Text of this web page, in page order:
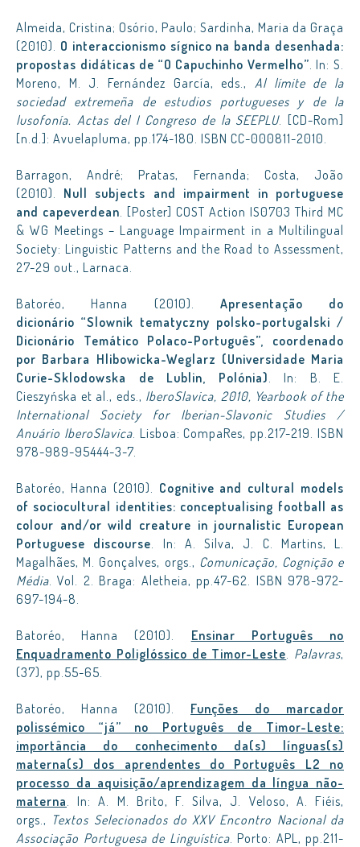
Almeida, Cristina; Osório, Paulo; Sardinha, Maria da Graça
(2010). O interaccionismo sígnico na banda desenhada:
propostas didáticas de “O Capuchinho Vermelho”. In: S.
Moreno, M. J. Fernández García, eds., Al límite de la
sociedad extremeña de estudios portugueses y de la
lusofonía. Actas del I Congreso de la SEEPLU. [CD-Rom]
[n.d.]: Avuelapluma, pp.174-180. ISBN CC-000811-2010.
Barragon, André; Pratas, Fernanda; Costa, João
(2010). Null subjects and impairment in portuguese
and capeverdean. [Poster] COST Action IS0703 Third MC
& WG Meetings – Language Impairment in a Multilingual
Society: Linguistic Patterns and the Road to Assessment,
27-29 out., Larnaca.
Batoréo, Hanna (2010). Apresentação do
dicionário “Slownik tematyczny polsko-portugalski /
Dicionário Temático Polaco-Português”, coordenado
por Barbara Hlibowicka-Weglarz (Universidade Maria
Curie-Sklodowska de Lublin, Polónia). In: B. E.
Cieszyńska et al., eds., IberoSlavica, 2010, Yearbook of the
International Society for Iberian-Slavonic Studies /
Anuário IberoSlavica. Lisboa: CompaRes, pp.217-219. ISBN
978-989-95444-3-7.
Batoréo, Hanna (2010). Cognitive and cultural models
of sociocultural identities: conceptualising football as
colour and/or wild creature in journalistic European
Portuguese discourse. In: A. Silva, J. C. Martins, L.
Magalhães, M. Gonçalves, orgs., Comunicação, Cognição e
Média. Vol. 2. Braga: Aletheia, pp.47-62. ISBN 978-972-
697-194-8.
Batoréo, Hanna (2010). Ensinar Português no
Enquadramento Poliglóssico de Timor-Leste. Palavras,
(37), pp.55-65.
Batoréo, Hanna (2010). Funções do marcador
polissémico “já” no Português de Timor-Leste:
importância do conhecimento da(s) línguas(s)
materna(s) dos aprendentes do Português L2 no
processo da aquisição/aprendizagem da língua não-
materna. In: A. M. Brito, F. Silva, J. Veloso, A. Fiéis,
orgs., Textos Selecionados do XXV Encontro Nacional da
Associação Portuguesa de Linguística. Porto: APL, pp.211-